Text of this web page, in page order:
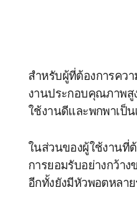
สำหรับผู้ที่ต้องการคว
งานประกอบคุณภาพสู
ใช้งานดีและพกพาเป็
ในส่วนของผู้ใช้งานที่
การยอมรับอย่างกว้าง
อีกทั้งยังมีหัวพอตหลา